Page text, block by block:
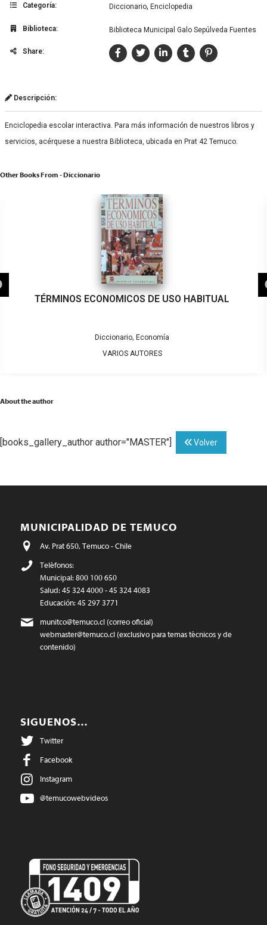
Categoría: Diccionario, Enciclopedia
Biblioteca: Biblioteca Municipal Galo Sepúlveda Fuentes
Share:
Descripción:
Enciclopedia escolar interactiva. Para más información de nuestros libros y
servicios, acérquese a nuestra Biblioteca, ubicada en Prat 42 Temuco.
Other Books From - Diccionario
TÉRMINOS ECONOMICOS DE USO HABITUAL
Diccionario, Economía
VARIOS AUTORES
About the author
[books_gallery_author author="MASTER"] Volver
MUNICIPALIDAD DE TEMUCO
Av. Prat 650, Temuco - Chile
Teléfonos:
Municipal: 800 100 650
Salud: 45 324 4000 - 45 324 4083
Educación: 45 297 3771
munitco@temuco.cl(correo oficial)
webmaster@temuco.cl(exclusivo para temas técnicos y de
contenido)
SIGUENOS…
Twitter
Facebook
Instagram
@temucowebvideos